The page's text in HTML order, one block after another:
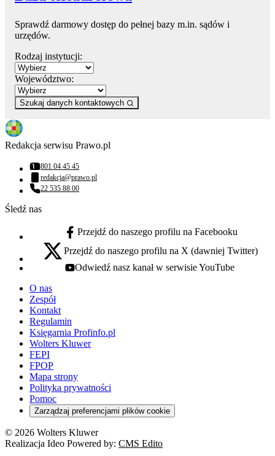
Sprawdź darmowy dostęp do pełnej bazy m.in. sądów i
urzędów.
Rodzaj instytucji:
Województwo:
Szukaj danych kontaktowych
Redakcja serwisu Prawo.pl
Numer telefonu:
801 04 45 45
Adres email:
redakcja@prawo.pl
Numer telefonu:
22 535 88 00
Śledź nas
facebook - otwiera się w nowej karcie
Przejdź do naszego profilu na Facebooku
x - otwiera się w nowej karcie
Przejdź do naszego profilu na X (dawniej Twitter)
youtube - otwiera się w nowej karcie
Odwiedź nasz kanał w serwisie YouTube
O nas
Zespół
Kontakt
Regulamin
Księgarnia Profinfo.pl
Wolters Kluwer
FEPI
FPOP
Mapa strony
Polityka prywatności
Pomoc
Zarządzaj preferencjami plików cookie
© 2026 Wolters Kluwer
Realizacja Ideo Powered by: CMS Edito